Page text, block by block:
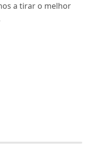
a tirar o melhor